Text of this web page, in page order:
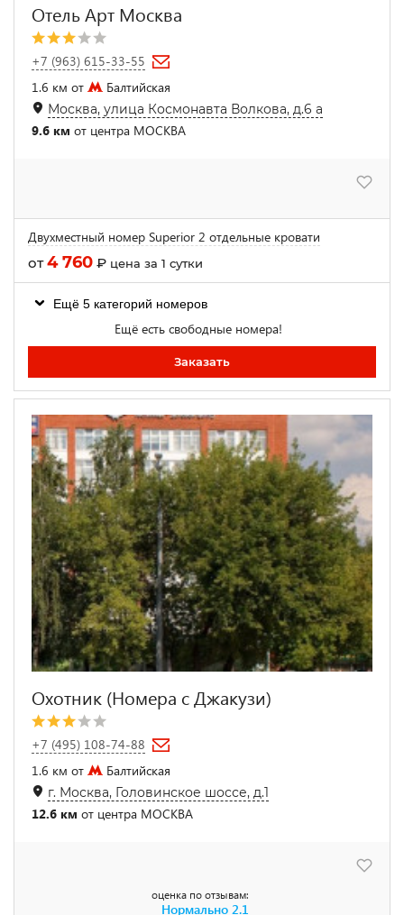
Отель Арт Москва
+7 (963) 615-33-55
1.6 км от
Балтийская
Москва, улица Космонавта Волкова, д.6 а
9.6 км от центра МОСКВА
Двухместный номер Superior 2 отдельные кровати
от4 760 ₽ цена за 1 сутки
Ещё 5 категорий номеров
Ещё есть свободные номера!
Заказать
Охотник (Номера с Джакузи)
+7 (495) 108-74-88
1.6 км от
Балтийская
г. Москва, Головинское шоссе, д.1
12.6 км от центра МОСКВА
оценка по отзывам:
Нормально 2.1